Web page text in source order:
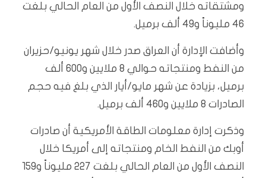
ومشتقاته خلال النصف الأول من العام الحالي بلغت
46 مليوناً و49 ألف برميل.
وأضافت الإدارة أن العراق صدر خلال شهر يونيو/حزيران
من النفط ومنتجاته حوالي 8 ملايين و600 ألف
برميل، بزيادة عن شهر مايو/أيار الذي بلغ فيه حجم
الصادرات 8 ملايين و460 ألف برميل.
وذكرت إدارة معلومات الطاقة الأمريكية أن صادرات
أوبك من النفط الخام ومنتجاته إلى أمريكا خلال
النصف الأول من العام الحالي بلغت 227 مليوناً و159